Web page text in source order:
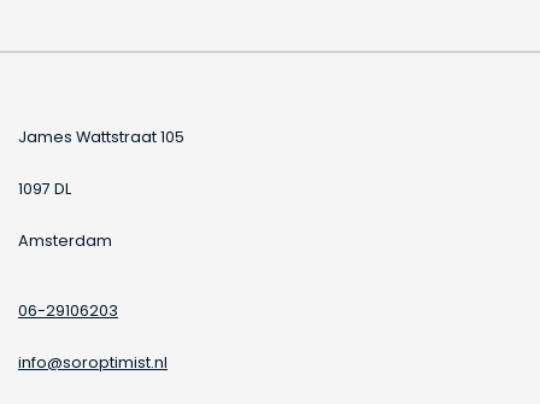
James Wattstraat 105
1097 DL
Amsterdam
06-29106203
info@soroptimist.nl